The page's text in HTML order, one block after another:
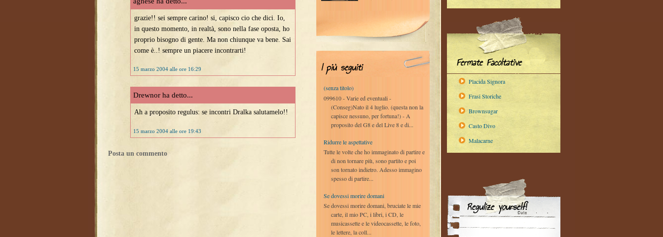
grazie!! sei sempre carino! si, capisco cio che dici. Io,
in questo momento, in realtà, sono nella fase oposta, ho
proprio bisogno di gente. Ma non chiunque va bene. Sai
come è..! sempre un piacere incontrarti!
15 marzo 2004 alle ore 16:29
Drewnor ha detto...
Ah a proposito regulus: se incontri Dralka salutamelo!!
15 marzo 2004 alle ore 19:43
Posta un commento
Fermate Facoltative
Placida Signora
Frasi Storiche
Brownsugar
Casto Divo
Malacarne
Regulize yourself!
I più seguiti
(senza titolo)
099610 - Varie ed eventuali -
(Conseg)Nato il 4 luglio. (questa non la
capisce nessuno, per fortuna!) - A
proposito del G8 e del Live 8 e di...
Ridurre le aspettative
Tutte le volte che ho immaginato di partire e
di non tornare più, sono partito e poi
son tornato indietro. Adesso immagino
spesso di partire...
Se dovessi morire domani
Se dovessi morire domani, bruciate le mie
carte, il mio PC, i libri, i CD, le
musicassette e le videocassette, le foto,
le lettere, la coll...